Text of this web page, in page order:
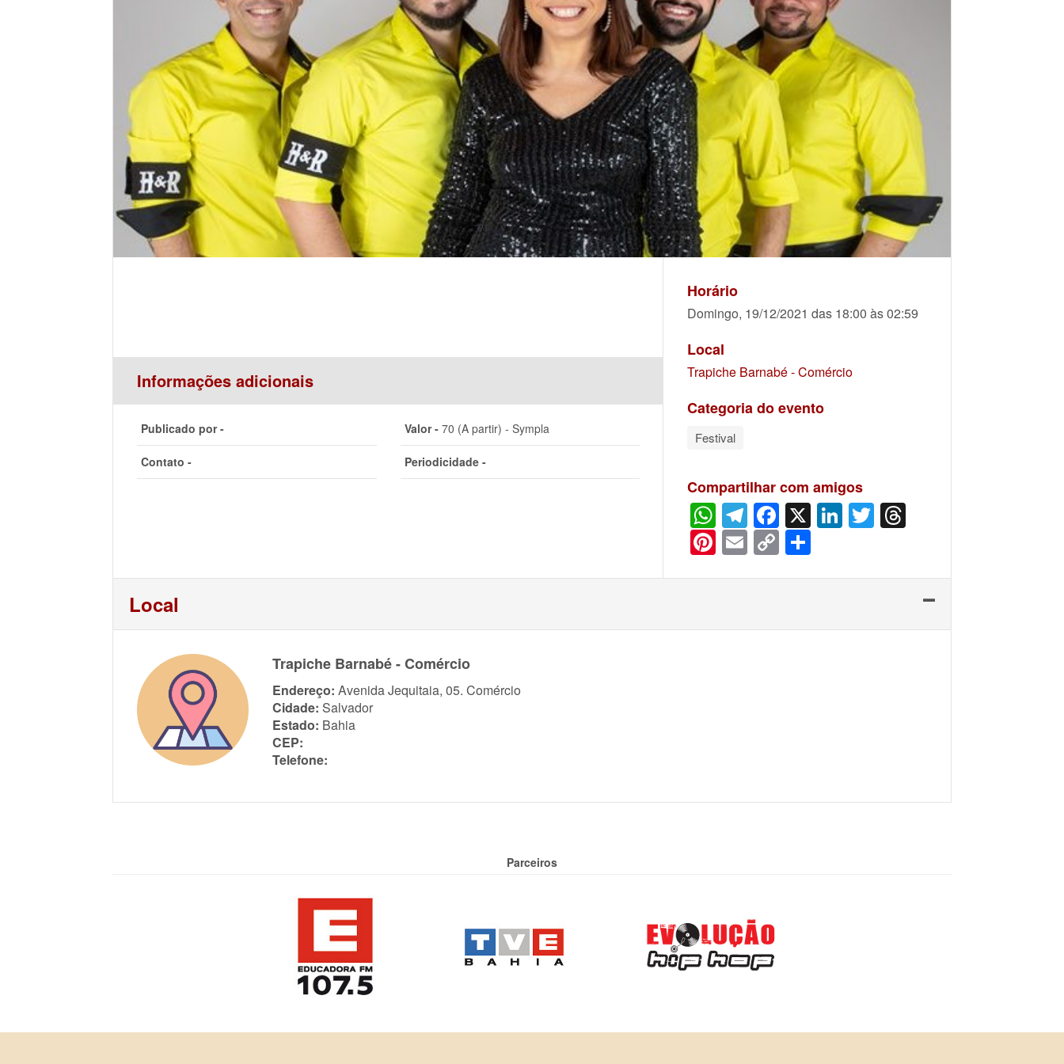
Informações adicionais
Publicado por - Valor -70 (A partir) - Sympla
Contato - Periodicidade -
Horário
Domingo, 19/12/2021 das 18:00 às 02:59
Local
Trapiche Barnabé - Comércio
Categoria do evento
Festival
Compartilhar com amigos
WhatsApp
Telegram
Facebook
X LinkedIn
Twitter
Pinterest
Email
Copy
Link
Local
Trapiche Barnabé - Comércio
Endereço: Avenida Jequitaia, 05. Comércio
Cidade: Salvador
Estado: Bahia
CEP:
Telefone:
Parceiros